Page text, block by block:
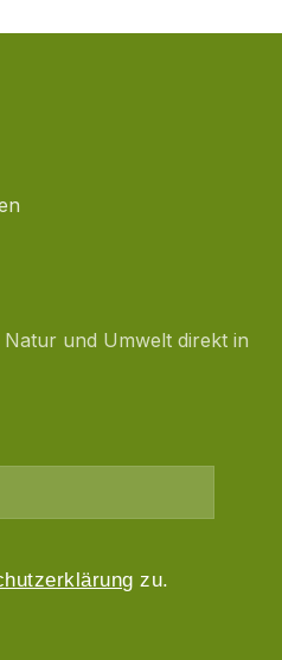
und Umwelt direkt in